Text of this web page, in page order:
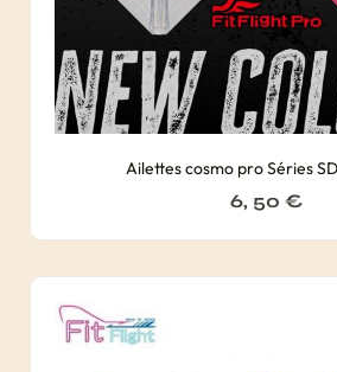
Ailettes cosmo pro Séries
6, 50 €